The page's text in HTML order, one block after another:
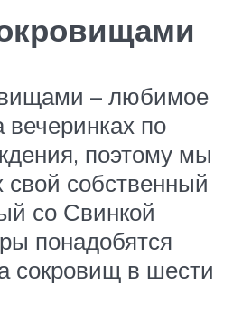
– любимое
вечеринках по
поэтому мы
собственный
со Свинкой
понадобятся
сокровищ в шести